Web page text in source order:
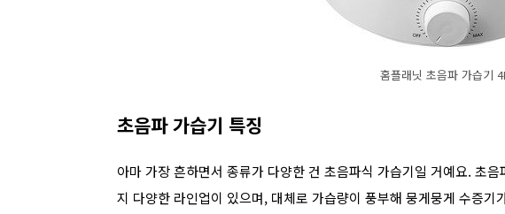
홈플래닛 초음파 가습기
초음파 가습기 특징
아마 가장 흔하면서 종류가 다양한 건 초음파식 가습기일 거예요. 초
지 다양한 라인업이 있으며, 대체로 가습량이 풍부해 뭉게뭉게 수증